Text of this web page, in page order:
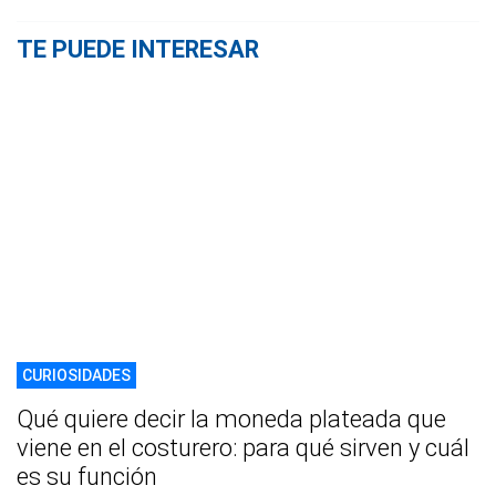
TE PUEDE INTERESAR
CURIOSIDADES
Qué quiere decir la moneda plateada que
viene en el costurero: para qué sirven y cuál
es su función